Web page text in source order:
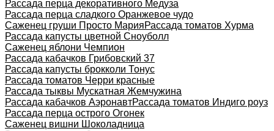
Рассада перца декоративного Медуза
Рассада перца сладкого Оранжевое чудо
Саженец груши Просто МарияРассада томатов Хурма
Рассада капусты цветной Сноуболл
Саженец яблони Чемпион
Рассада кабачков Грибовский 37
Рассада капусты брокколи Тонус
Рассада томатов Черри красные
Рассада тыквы Мускатная Жемчужина
Рассада кабачков АэронавтРассада томатов Индиго роуз
Рассада перца острого Огонек
Саженец вишни Шоколадница